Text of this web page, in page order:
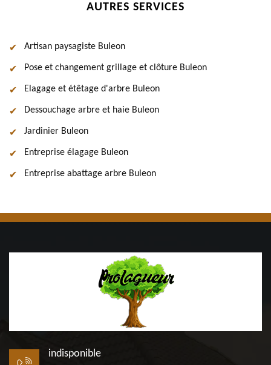
AUTRES SERVICES
Artisan paysagiste Buleon
Pose et changement grillage et clôture Buleon
Elagage et étêtage d'arbre Buleon
Dessouchage arbre et haie Buleon
Jardinier Buleon
Entreprise élagage Buleon
Entreprise abattage arbre Buleon
indisponible